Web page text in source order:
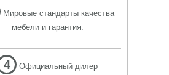
Мировые стандарты качества
мебели и гарантия.
4 Официальный дилер